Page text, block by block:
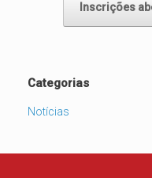
Inscrições
Categorias
Notícias